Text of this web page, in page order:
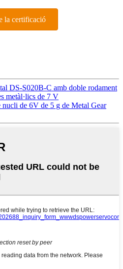
la certificació
DS-S020B-C amb doble rodament
metàl·lics de 7 V
nucli de 6V de 5 g de Metal Gear